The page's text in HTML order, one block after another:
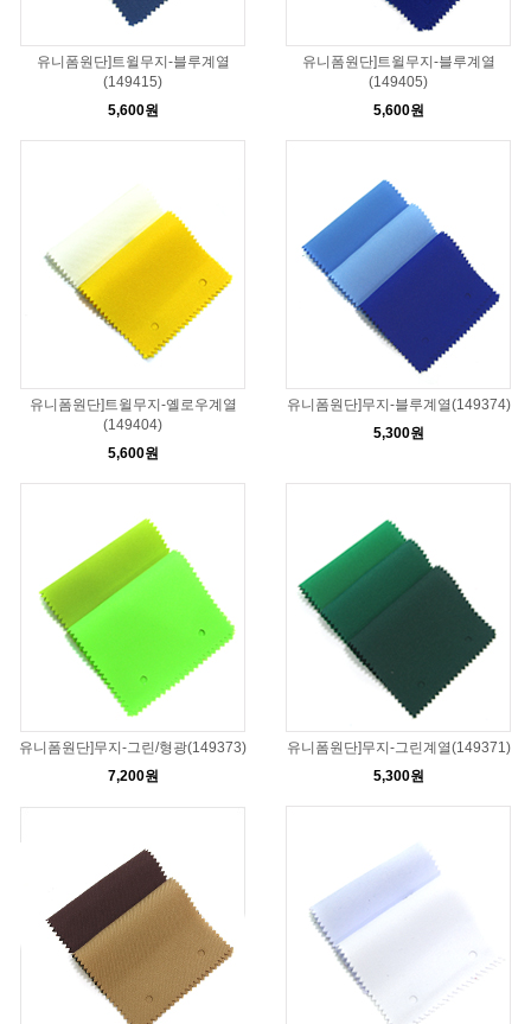
유니폼원단]트윌무지-블루계열
(149415)
5,600원
유니폼원단]트윌무지-블루계열
(149405)
5,600원
유니폼원단]트윌무지-옐로우계열
(149404)
5,600원
유니폼원단]무지-블루계열(149374)
5,300원
유니폼원단]무지-그린/형광(149373)
7,200원
유니폼원단]무지-그린계열(149371)
5,300원